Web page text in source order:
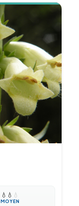
💧 💧 💧
MOYEN